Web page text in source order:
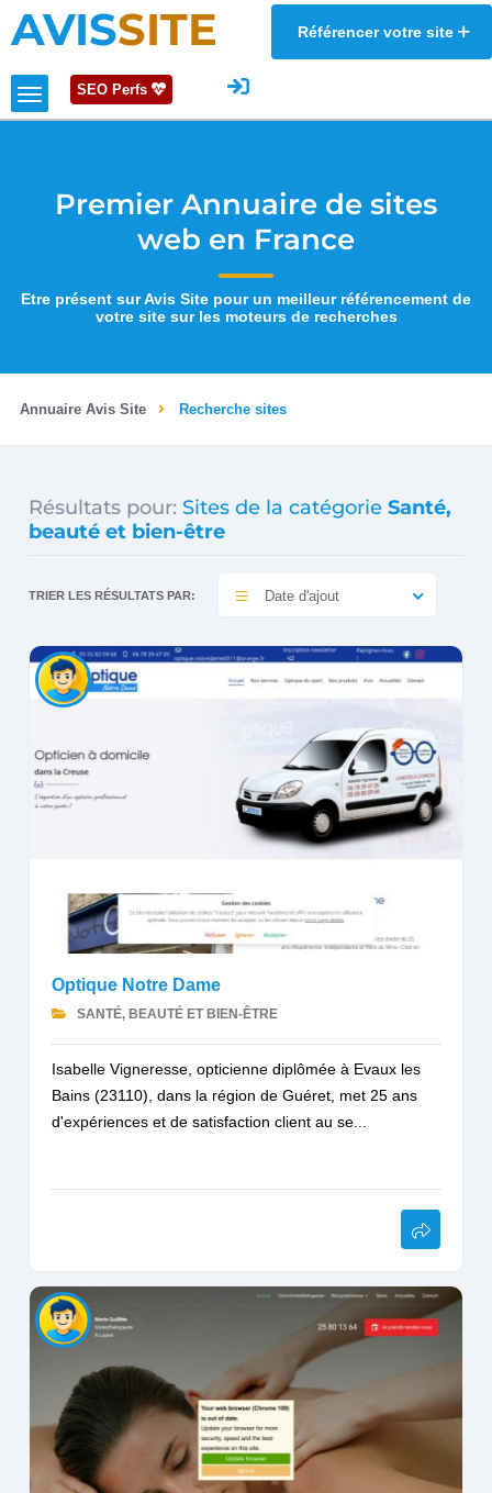
AVISSITE Référencer votre site
SEO Perfs
Premier Annuaire de sites
web en France
Etre présent sur Avis Site pour un meilleur référencement de
votre site sur les moteurs de recherches
Annuaire Avis Site Recherche sites
Résultats pour: Sites de la catégorie Santé,
beauté et bien-être
TRIER LES RÉSULTATS PAR: Date d'ajout
Optique Notre Dame
SANTÉ, BEAUTÉ ET BIEN-ÊTRE
Isabelle Vigneresse, opticienne diplômée à Evaux les
Bains (23110), dans la région de Guéret, met 25 ans
d'expériences et de satisfaction client au se...